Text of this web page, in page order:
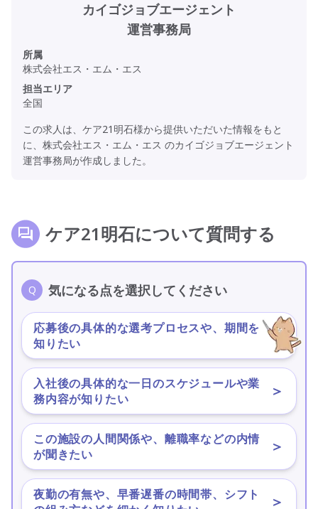
カイゴジョブエージェント
運営事務局
所属
株式会社エス・エム・エス
担当エリア
全国
この求人は、ケア21明石様から提供いただいた情報をもと
に、株式会社エス・エム・エス のカイゴジョブエージェント
運営事務局が作成しました。
ケア21明石について質問する
気になる点を選択してください
応募後の具体的な選考プロセスや、期間を
知りたい
＞
入社後の具体的な一日のスケジュールや業
務内容が知りたい
＞
この施設の人間関係や、離職率などの内情
が聞きたい
＞
夜勤の有無や、早番遅番の時間帯、シフト
＞